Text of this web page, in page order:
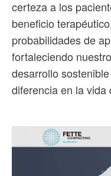
certeza a los
beneficio
probabilidades de
fortaleciendo
desarrollo
diferencia en la vida